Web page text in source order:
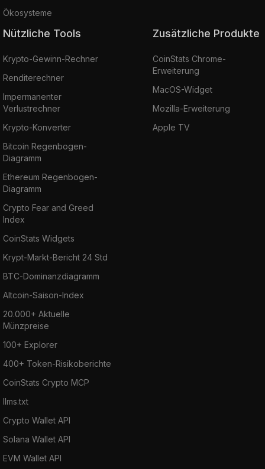
Ökosysteme
Nützliche Tools
Krypto-Gewinn-Rechner
Renditerechner
Impermanenter
Verlustrechner
Krypto-Konverter
Bitcoin Regenbogen-
Diagramm
Ethereum Regenbogen-
Diagramm
Crypto Fear and Greed
Index
CoinStats Widgets
Krypt-Markt-Bericht 24 Std
BTC-Dominanzdiagramm
Altcoin-Saison-Index
20.000+ Aktuelle
Münzpreise
100+ Explorer
400+ Token-Risikoberichte
CoinStats Crypto MCP
llms.txt
Crypto Wallet API
Solana Wallet API
EVM Wallet API
Zusätzliche Produkte
CoinStats Chrome-
Erweiterung
MacOS-Widget
Mozilla-Erweiterung
Apple TV